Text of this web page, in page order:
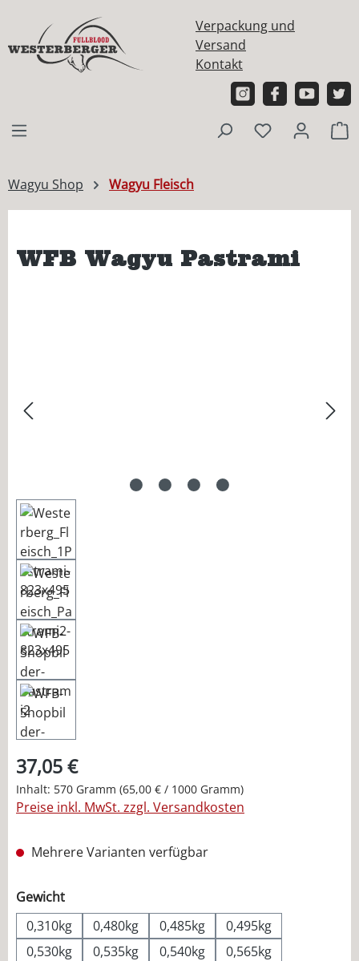
Verpackung und
Versand
Kontakt
Wagyu Shop Wagyu Fleisch
WFB Wagyu Pastrami
37,05 €
Inhalt: 570 Gramm (65,00 € / 1000 Gramm)
Preise inkl. MwSt. zzgl. Versandkosten
Mehrere Varianten verfügbar
Gewichtauswählen
0,310kg
0,480kg 0,485kg
0,495kg
0,530kg
0,535kg 0,540kg 0,565kg